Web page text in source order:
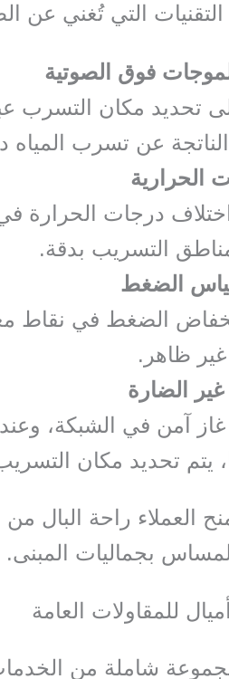
التي تُغني عن
فوق الصوتية
تحديد مكان التسرب
الناتجة عن تسرب المياه
الحرارية
درجات الحرارة في
التسريب بدقة.
الضغط
الضغط في نقاط
ظاهر.
غير الضارة
آمن في الشبكة،
يتم تحديد مكان
العملاء راحة البال
بجماليات المبنى.
للمقاولات العامة
شاملة من